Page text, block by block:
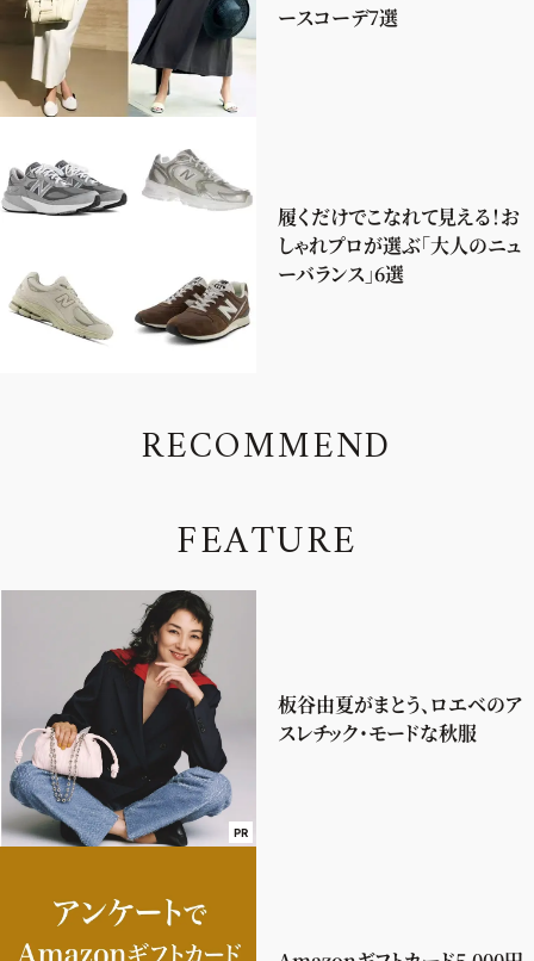
ースコーデ7選
履くだけでこなれて見える！お
しゃれプロが選ぶ「大人のニュ
ーバランス」6選
RECOMMEND
FEATURE
PR
板谷由夏がまとう、ロエベのア
スレチック・モードな秋服